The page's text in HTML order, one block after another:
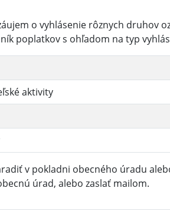
o vyhlásenie rôznych druhov
poplatkov s ohľadom na typ
aktivity
v pokladni obecného úradu
úrad, alebo zaslať mailom.